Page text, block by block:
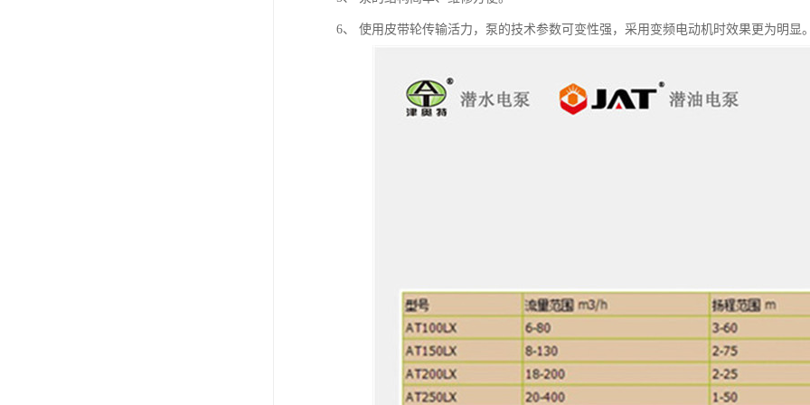
6、 使用皮带轮传输活力，泵的技术参数可变性强，采用变频电动机时效果更为明显